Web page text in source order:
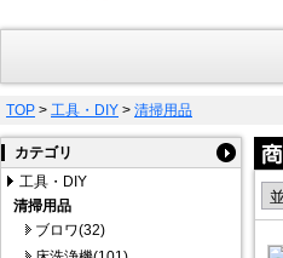
TOP > 工具・DIY > 清掃用品
カテゴリ
工具・DIY
清掃用品
ブロワ(32)